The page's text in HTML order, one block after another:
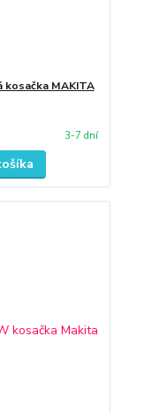
MAKITA
3-7 dní